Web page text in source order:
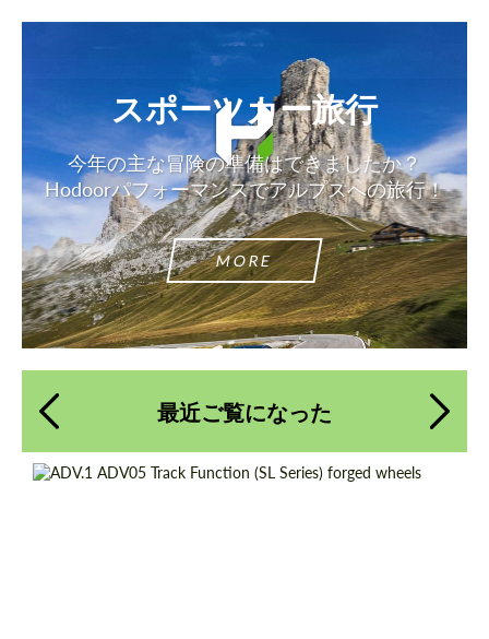
スポーツカー旅行
今年の主な冒険の準備はできましたか？
Hodoorパフォーマンスでアルプスへの旅行！
MORE
最近ご覧になった